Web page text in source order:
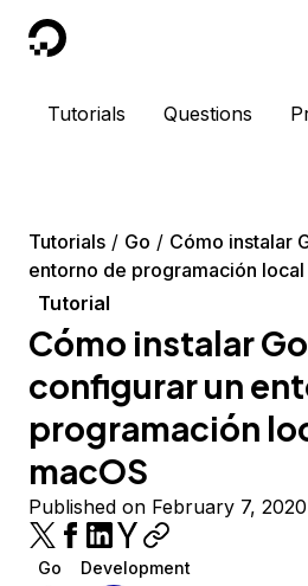
DigitalOcean
Tutorials Questions
Tutorials Go
Cómo instalar
entorno de programación local
Tutorial
Cómo instalar
configurar un
programación
macOS
Published on February 7, 2020
Go Development